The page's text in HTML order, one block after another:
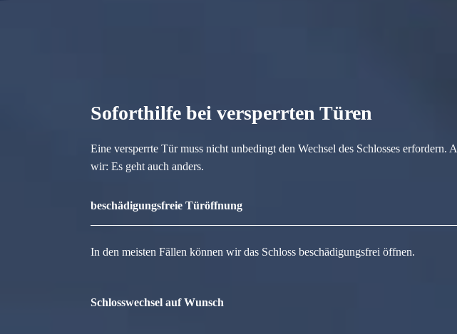
Soforthilfe bei versperrten Türen
Eine versperrte Tür muss nicht unbedingt den Wechsel des Schlosses erfordern.
wir: Es geht auch anders.
beschädigungsfreie Türöffnung
In den meisten Fällen können wir das Schloss beschädigungsfrei öffnen.
Schlosswechsel auf Wunsch